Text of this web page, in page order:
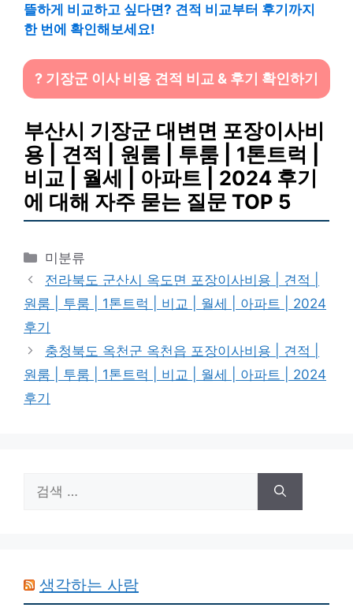
뜰하게 비교하고 싶다면? 견적 비교부터 후기까지
한 번에 확인해보세요!
? 기장군 이사 비용 견적 비교 & 후기 확인하기
부산시 기장군 대변면 포장이사비
용 | 견적 | 원룸 | 투룸 | 1톤트럭 |
비교 | 월세 | 아파트 | 2024 후기
에 대해 자주 묻는 질문 TOP 5
카
테
고
리
미분류
전라북도 군산시 옥도면 포장이사비용 | 견적 |
원룸 | 투룸 | 1톤트럭 | 비교 | 월세 | 아파트 | 2024
후기
충청북도 옥천군 옥천읍 포장이사비용 | 견적 |
원룸 | 투룸 | 1톤트럭 | 비교 | 월세 | 아파트 | 2024
후기
색:
생각하는 사람